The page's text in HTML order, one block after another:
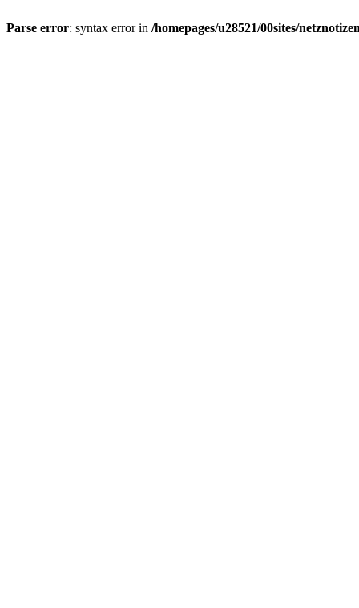
Parse error: syntax error in /homepages/u28521/00sites/